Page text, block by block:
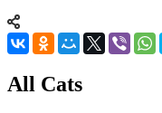
All Cats